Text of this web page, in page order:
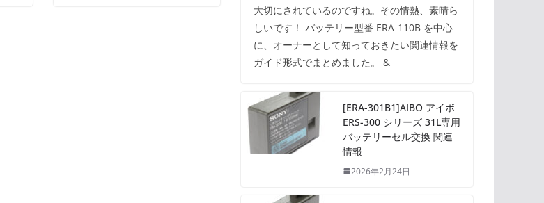
大切にされているのですね。その情熱、素晴ら
しいです！ バッテリー型番 ERA-110B を中心
に、オーナーとして知っておきたい関連情報を
ガイド形式でまとめました。 &
[ERA-301B1]AIBO アイボ
ERS-300 シリーズ 31L専用
バッテリーセル交換 関連
情報
2026年2月24日